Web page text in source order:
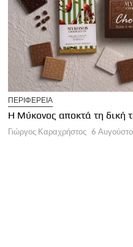
ΠΕΡΙΦΕΡΕΙΑ
Η Μύκονος αποκτά τη δική
Γιώργος Καραχρήστος 6